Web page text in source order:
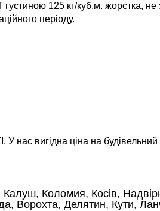
125 кг/куб.м. жорстка,
періоду.
нас вигідна ціна на будівельний
Коломия, Косів,
Ворохта, Делятин, Кути,